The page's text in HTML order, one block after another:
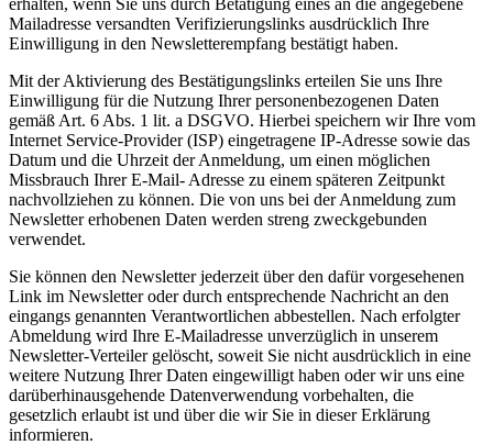
Mailadresse versandten Verifizierungslinks ausdrücklich Ihre
Einwilligung in den Newsletterempfang bestätigt haben.
Mit der Aktivierung des Bestätigungslinks erteilen Sie uns Ihre
Einwilligung für die Nutzung Ihrer personenbezogenen Daten
gemäß Art. 6 Abs. 1 lit. a DSGVO. Hierbei speichern wir Ihre vom
Internet Service-Provider (ISP) eingetragene IP-Adresse sowie das
Datum und die Uhrzeit der Anmeldung, um einen möglichen
Missbrauch Ihrer E-Mail- Adresse zu einem späteren Zeitpunkt
nachvollziehen zu können. Die von uns bei der Anmeldung zum
Newsletter erhobenen Daten werden streng zweckgebunden
verwendet.
Sie können den Newsletter jederzeit über den dafür vorgesehenen
Link im Newsletter oder durch entsprechende Nachricht an den
eingangs genannten Verantwortlichen abbestellen. Nach erfolgter
Abmeldung wird Ihre E-Mailadresse unverzüglich in unserem
Newsletter-Verteiler gelöscht, soweit Sie nicht ausdrücklich in eine
weitere Nutzung Ihrer Daten eingewilligt haben oder wir uns eine
darüberhinausgehende Datenverwendung vorbehalten, die
gesetzlich erlaubt ist und über die wir Sie in dieser Erklärung
informieren.